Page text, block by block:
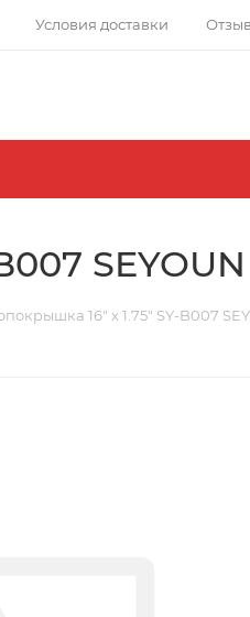
Условия доставки
SEYOUN
16" x 1.75" SY-B007